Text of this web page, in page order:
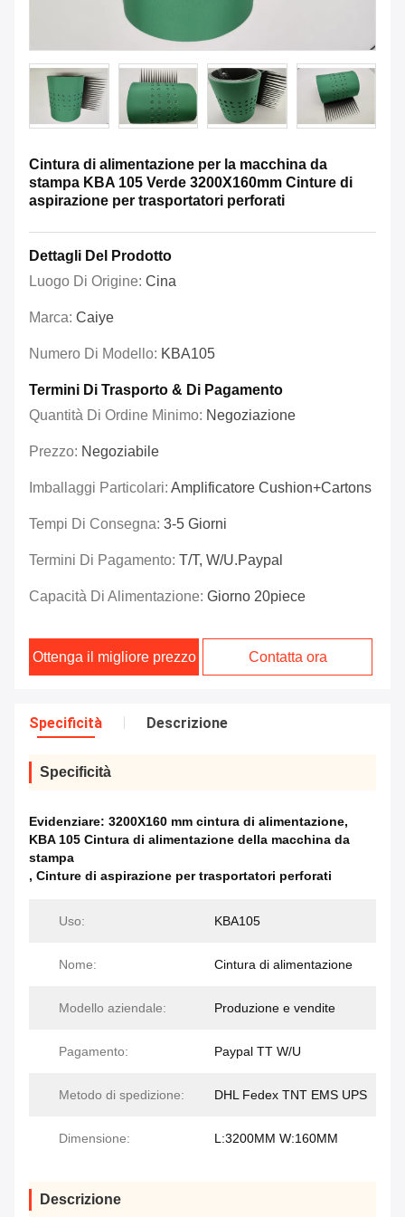
Cintura di alimentazione per la macchina da
stampa KBA 105 Verde 3200X160mm Cinture di
aspirazione per trasportatori perforati
Dettagli Del Prodotto
Luogo Di Origine: Cina
Marca: Caiye
Numero Di Modello: KBA105
Termini Di Trasporto & Di Pagamento
Quantità Di Ordine Minimo: Negoziazione
Prezzo: Negoziabile
Imballaggi Particolari: Amplificatore Cushion+Cartons
Tempi Di Consegna: 3-5 Giorni
Termini Di Pagamento: T/T, W/U.Paypal
Capacità Di Alimentazione: Giorno 20piece
Ottenga il migliore prezzo Contatta ora
Specificità Descrizione
Specificità
Evidenziare: 3200X160 mm cintura di alimentazione,
KBA 105 Cintura di alimentazione della macchina da
stampa
, Cinture di aspirazione per trasportatori perforati
Uso: KBA105
Nome: Cintura di alimentazione
Modello aziendale: Produzione e vendite
Pagamento: Paypal TT W/U
Metodo di spedizione: DHL Fedex TNT EMS UPS
Dimensione: L:3200MM W:160MM
Descrizione